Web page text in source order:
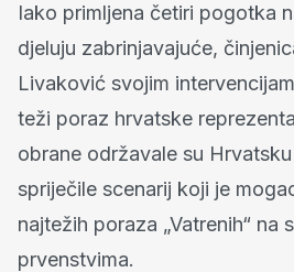
Iako primljena četiri pogotka
djeluju zabrinjavajuće,
Livaković svojim
teži poraz hrvatske
obrane održavale su
spriječile scenarij koji je
najtežih poraza „Vatrenih“ na
prvenstvima.